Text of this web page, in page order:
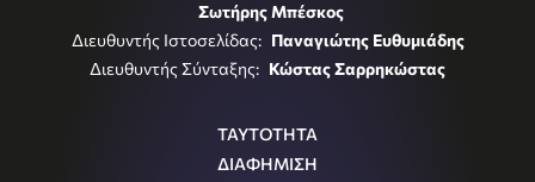
Σωτήρης Μπέσκος
Διευθυντής Ιστοσελίδας: Παναγιώτης Ευθυμιάδης
Διευθυντής Σύνταξης: Κώστας Σαρρηκώστας
ΤΑΥΤΟΤΗΤΑ
ΔΙΑΦΗΜΙΣΗ